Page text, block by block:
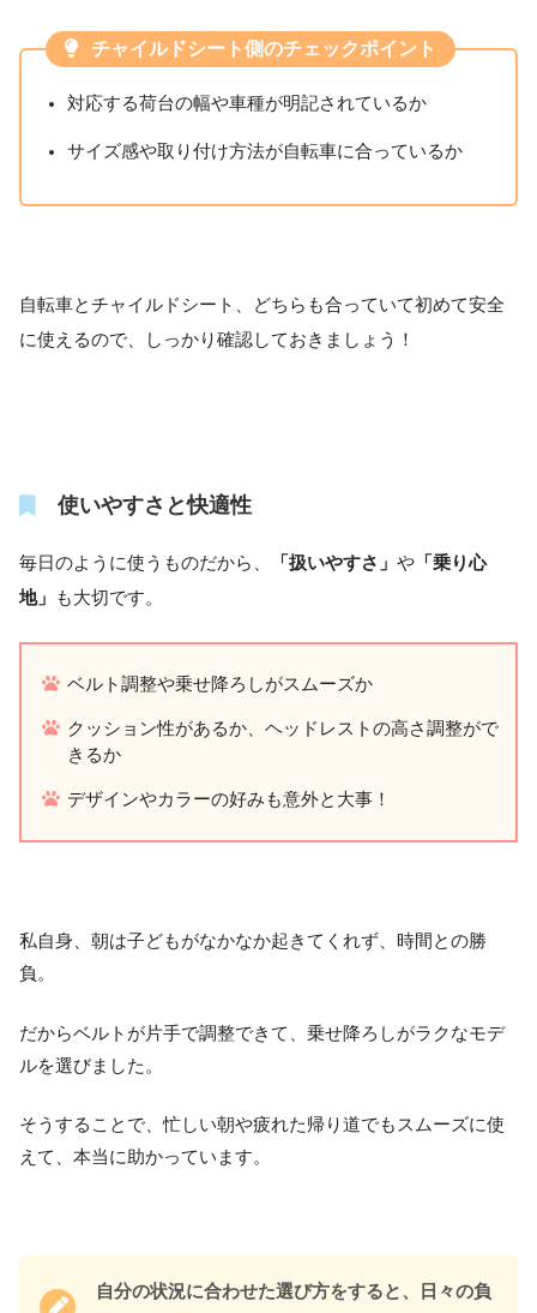
チャイルドシート側のチェックポイント
対応する荷台の幅や車種が明記されているか
サイズ感や取り付け方法が自転車に合っているか
自転車とチャイルドシート、どちらも合っていて初めて安全
に使えるので、しっかり確認しておきましょう！
使いやすさと快適性
毎日のように使うものだから、 「扱いやすさ」 や 「乗り心
地」
も大切です。
ベルト調整や乗せ降ろしがスムーズか
クッション性があるか、ヘッドレストの高さ調整がで
きるか
デザインやカラーの好みも意外と大事！
私自身、朝は子どもがなかなか起きてくれず、時間との勝
負。
だからベルトが片手で調整できて、乗せ降ろしがラクなモデ
ルを選びました。
そうすることで、忙しい朝や疲れた帰り道でもスムーズに使
えて、本当に助かっています。
自分の状況に合わせた選び方をすると、日々の負